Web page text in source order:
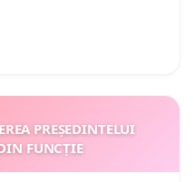
PREȘEDINTELUI
FUNCȚIE